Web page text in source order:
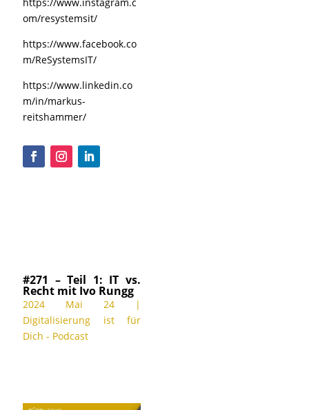
om/resystemsit/
https://www.facebook.co
m/ReSystemsIT/
https://www.linkedin.co
m/in/markus-
reitshammer/
#271 – Teil 1: IT vs.
Recht mit Ivo Rungg
2024 Mai 24 |
Digitalisierung ist für
Dich - Podcast